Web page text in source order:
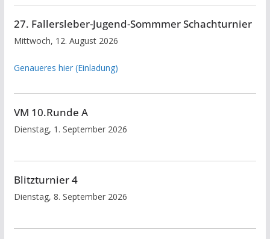
27. Fallersleber-Jugend-Sommmer Schachturnier
Mittwoch, 12. August 2026
Genaueres hier (Einladung)
VM 10.Runde A
Dienstag, 1. September 2026
Blitzturnier 4
Dienstag, 8. September 2026